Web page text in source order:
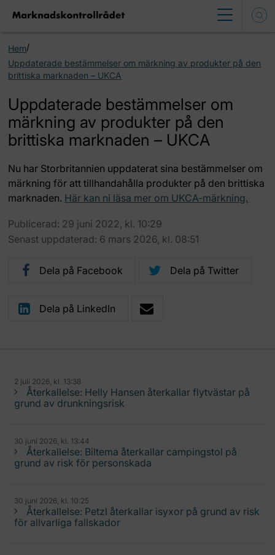
Hem/
Uppdaterade bestämmelser om märkning av produkter på den
brittiska marknaden – UKCA
Uppdaterade bestämmelser om
märkning av produkter på den
brittiska marknaden – UKCA
Nu har Storbritannien uppdaterat sina bestämmelser om
märkning för att tillhandahålla produkter på den brittiska
marknaden. Här kan ni läsa mer om UKCA-märkning.
Publicerad: 29 juni 2022, kl. 10:29
Senast uppdaterad: 6 mars 2026, kl. 08:51
Dela på Facebook Dela på Twitter
Dela på LinkedIn
2 juli 2026, kl. 13:38
Återkallelse: Helly Hansen återkallar flytvästar på
grund av drunkningsrisk
30 juni 2026, kl. 13:44
Återkallelse: Biltema återkallar campingstol på
grund av risk för personskada
30 juni 2026, kl. 10:25
Återkallelse: Petzl återkallar isyxor på grund av risk
för allvarliga fallskador